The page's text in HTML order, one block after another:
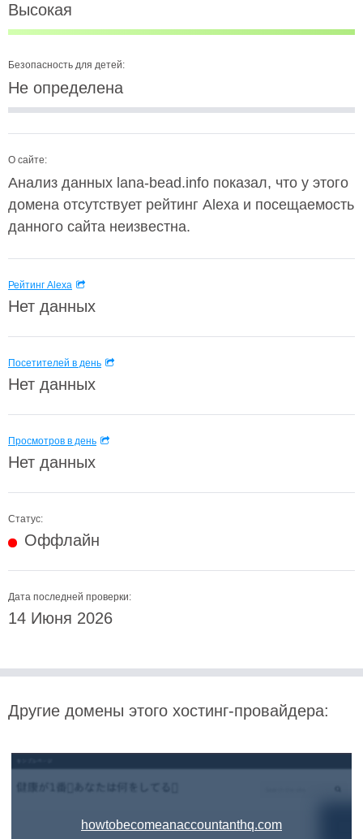
Высокая
Безопасность для детей:
Не определена
О сайте:
Анализ данных lana-bead.info показал, что у этого
домена отсутствует рейтинг Alexa и посещаемость
данного сайта неизвестна.
Рейтинг Alexa
Нет данных
Посетителей в день
Нет данных
Просмотров в день
Нет данных
Статус:
Оффлайн
Дата последней проверки:
14 Июня 2026
Другие домены этого хостинг-провайдера:
howtobecomeanaccountanthq.com